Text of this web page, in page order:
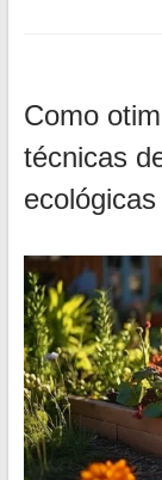
Como
técnicas
ecológicas